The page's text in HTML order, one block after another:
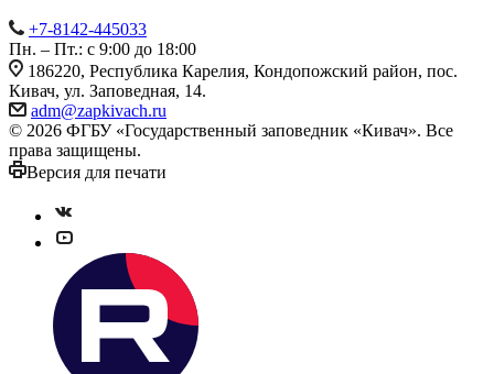
+7-8142-445033
Пн. – Пт.: с 9:00 до 18:00
186220, Республика Карелия, Кондопожский район, пос.
Кивач, ул. Заповедная, 14.
adm@zapkivach.ru
© 2026 ФГБУ «Государственный заповедник «Кивач». Все
права защищены.
Версия для печати